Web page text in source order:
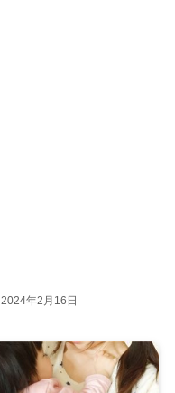
2024年2月16日